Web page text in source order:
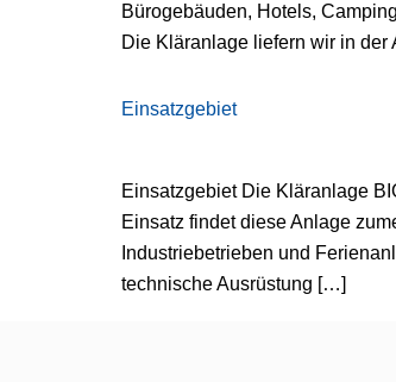
Bürogebäuden, Hotels,
Die Kläranlage liefern wir in
Einsatzgebiet
Einsatzgebiet Die Kläranlage
Einsatz findet diese Anlage
Industriebetrieben und
technische Ausrüstung […]